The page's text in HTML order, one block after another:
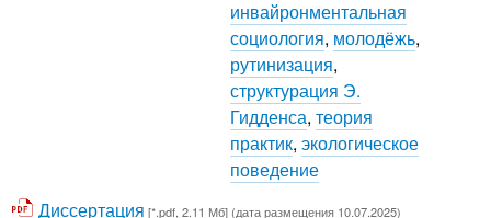
инвайронментальная
социология, молодёжь,
рутинизация,
структурация Э.
Гидденса, теория
практик, экологическое
поведение
Диссертация [*.pdf, 2.11 Мб] (дата размещения 10.07.2025)